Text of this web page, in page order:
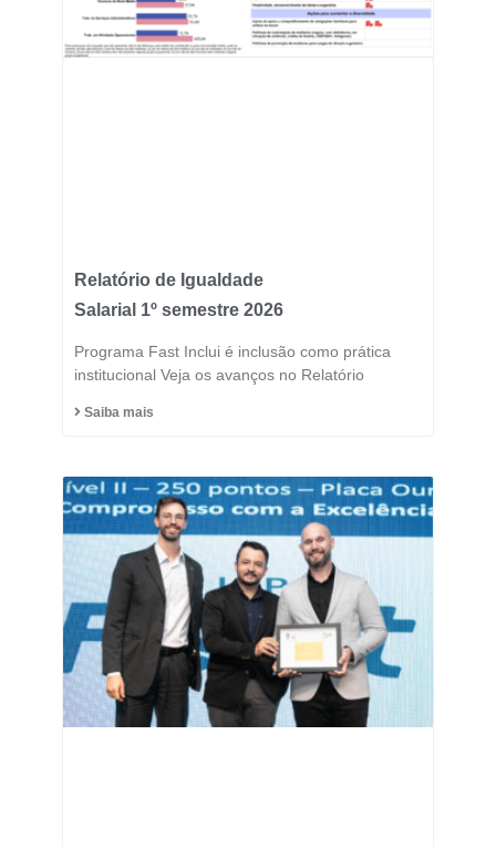
Relatório de Igualdade
Salarial 1º semestre 2026
Programa Fast Inclui é inclusão como prática
institucional Veja os avanços no Relatório
Saiba mais